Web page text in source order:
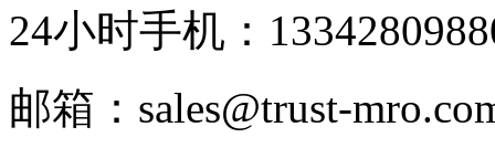
24小时手机：
邮箱：sales@trust-